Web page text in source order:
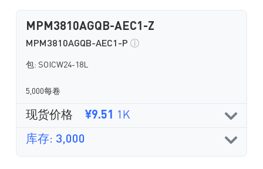
MPM3810AGQB-AEC1-Z
MPM3810AGQB-AEC1-P
包: SOICW24-18L
5,000每卷
现货价格 ¥9.51 1K
库存: 3,000